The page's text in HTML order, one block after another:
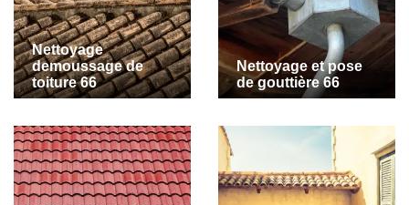
Nettoyage
demoussage de
toiture 66
Nettoyage et pose
de gouttière 66